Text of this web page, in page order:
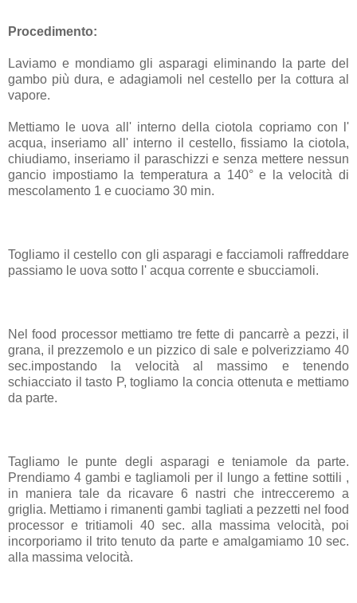
Procedimento:
Laviamo e mondiamo gli asparagi eliminando la parte del
gambo più dura, e adagiamoli nel cestello per la cottura al
vapore.
Mettiamo le uova all' interno della ciotola copriamo con l'
acqua, inseriamo all' interno il cestello, fissiamo la ciotola,
chiudiamo, inseriamo il paraschizzi e senza mettere nessun
gancio impostiamo la temperatura a 140° e la velocità di
mescolamento 1 e cuociamo 30 min.
Togliamo il cestello con gli asparagi e facciamoli raffreddare
passiamo le uova sotto l' acqua corrente e sbucciamoli.
Nel food processor mettiamo tre fette di pancarrè a pezzi, il
grana, il prezzemolo e un pizzico di sale e polverizziamo 40
sec.impostando la velocità al massimo e tenendo
schiacciato il tasto P, togliamo la concia ottenuta e mettiamo
da parte.
Tagliamo le punte degli asparagi e teniamole da parte.
Prendiamo 4 gambi e tagliamoli per il lungo a fettine sottili ,
in maniera tale da ricavare 6 nastri che intrecceremo a
griglia. Mettiamo i rimanenti gambi tagliati a pezzetti nel food
processor e tritiamoli 40 sec. alla massima velocità, poi
incorporiamo il trito tenuto da parte e amalgamiamo 10 sec.
alla massima velocità.